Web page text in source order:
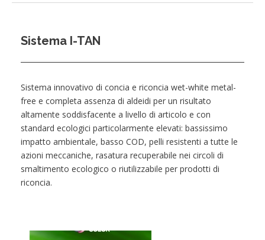
Yes,we reach!
Novità
Contatti
Sistema I-TAN
Sistema innovativo di concia e riconcia wet-white metal-
free e completa assenza di aldeidi per un risultato
altamente soddisfacente a livello di articolo e con
standard ecologici particolarmente elevati: bassissimo
impatto ambientale, basso COD, pelli resistenti a tutte le
azioni meccaniche, rasatura recuperabile nei circoli di
smaltimento ecologico o riutilizzabile per prodotti di
riconcia.